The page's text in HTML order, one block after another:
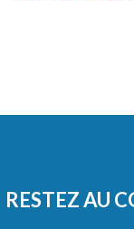
RESTEZ AU